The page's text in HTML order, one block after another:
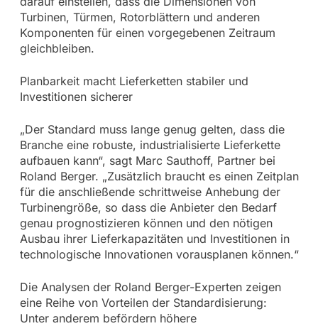
Turbinen, Türmen, Rotorblättern und anderen
Komponenten für einen vorgegebenen Zeitraum
gleichbleiben.
Planbarkeit macht Lieferketten stabiler und
Investitionen sicherer
„Der Standard muss lange genug gelten, dass die
Branche eine robuste, industrialisierte Lieferkette
aufbauen kann“, sagt Marc Sauthoff, Partner bei
Roland Berger. „Zusätzlich braucht es einen Zeitplan
für die anschließende schrittweise Anhebung der
Turbinengröße, so dass die Anbieter den Bedarf
genau prognostizieren können und den nötigen
Ausbau ihrer Lieferkapazitäten und Investitionen in
technologische Innovationen vorausplanen können.“
Die Analysen der Roland Berger-Experten zeigen
eine Reihe von Vorteilen der Standardisierung:
Unter anderem befördern höhere